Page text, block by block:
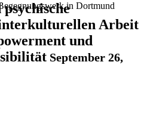
in Dortmund
Arbeit
und
September 26,